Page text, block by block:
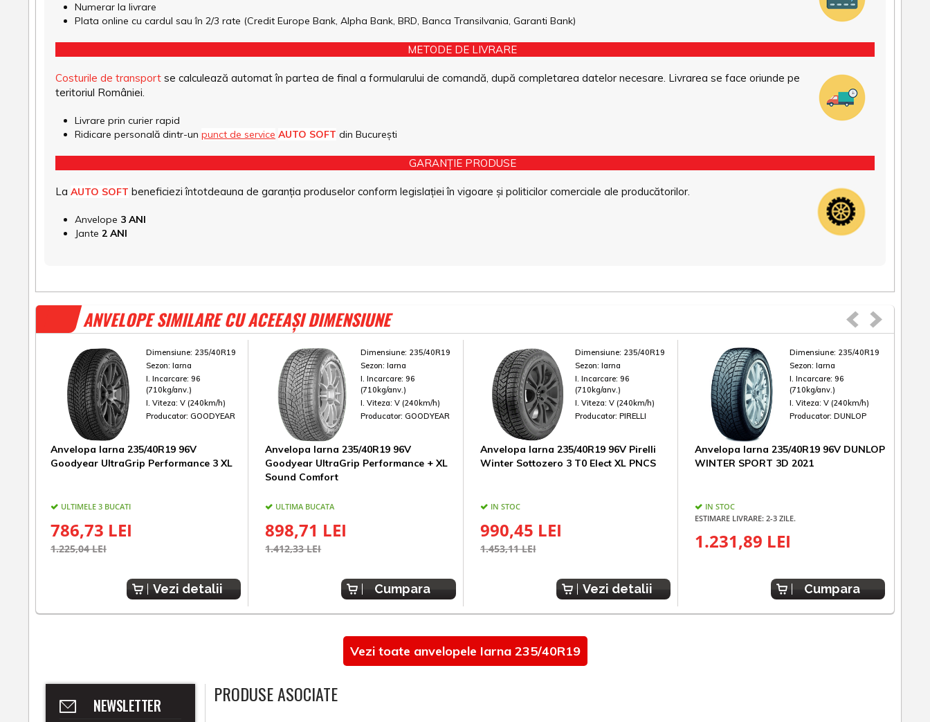
Numerar la livrare
Plata online cu cardul sau în 2/3 rate (Credit Europe Bank, Alpha Bank, BRD, Banca Transilvania, Garanti Bank)
METODE DE LIVRARE
Costurile de transport se calculează automat în partea de final a formularului de comandă, după completarea datelor necesare. Livrarea se face oriunde pe
teritoriul României.
Livrare prin curier rapid
Ridicare personală dintr-un punct de service AUTO SOFT din București
GARANȚIE PRODUSE
La AUTO SOFT beneficiezi întotdeauna de garanția produselor conform legislației în vigoare și politicilor comerciale ale producătorilor.
Anvelope 3 ANI
Jante 2 ANI
ANVELOPE SIMILARE CU ACEEAȘI DIMENSIUNE
Dimensiune: 235/40R19
Sezon: Iarna
I. Incarcare: 96
(710kg/anv.)
I. Viteza: V (240km/h)
Producator: GOODYEAR
Anvelopa Iarna 235/40R19 96V
Goodyear UltraGrip Performance 3 XL
ULTIMELE 3 BUCATI
786,73 LEI
1.225,04 LEI
Vezi detalii
Dimensiune: 235/40R19
Sezon: Iarna
I. Incarcare: 96
(710kg/anv.)
I. Viteza: V (240km/h)
Producator: GOODYEAR
Anvelopa Iarna 235/40R19 96V
Goodyear UltraGrip Performance + XL
Sound Comfort
ULTIMA BUCATA
898,71 LEI
1.412,33 LEI
Cumpara
Dimensiune: 235/40R19
Sezon:Iarna
I. Incarcare:96
(710kg/anv.)
I. Viteza:V (240km/h)
Producator:PIRELLI
Anvelopa Iarna 235/40R19 96V Pirelli
Winter Sottozero 3 T0 Elect XL PNCS
IN STOC
990,45 LEI
1.453,11 LEI
Vezi detalii
Dimensiune: 235/40R19
Sezon:Iarna
I. Incarcare:96
(710kg/anv.)
I. Viteza:V (240km/h)
Producator:DUNLOP
Anvelopa Iarna 235/40R19 96V DUNLOP
WINTER SPORT 3D 2021
IN STOC
ESTIMARE LIVRARE: 2-3 ZILE.
1.231,89 LEI
Cumpara
Vezi toate anvelopele Iarna 235/40R19
NEWSLETTER PRODUSE ASOCIATE